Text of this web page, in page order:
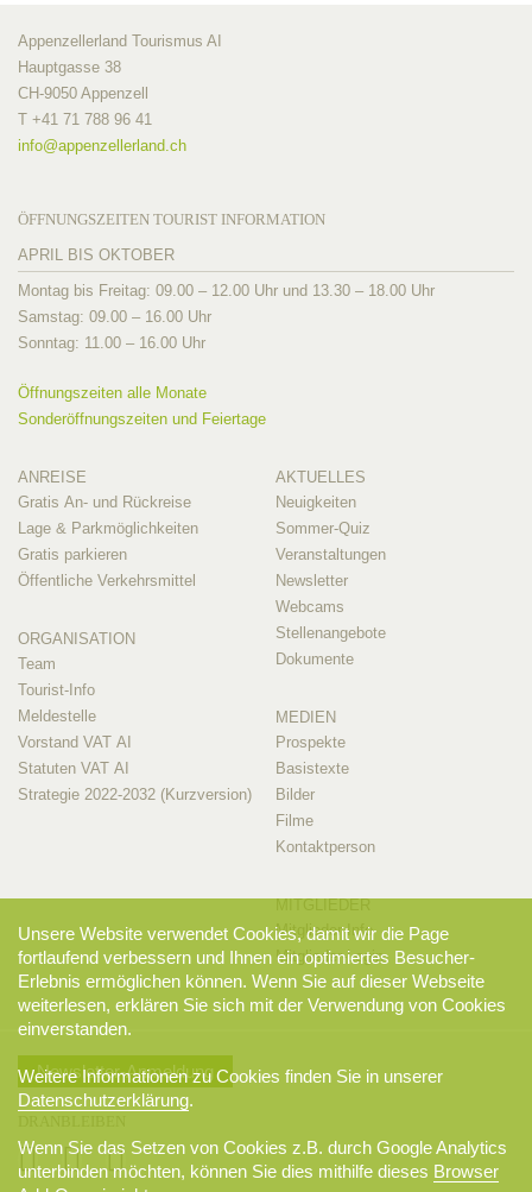
Appenzellerland Tourismus AI
Hauptgasse 38
CH-9050 Appenzell
T +41 71 788 96 41
info@appenzellerland.ch
ÖFFNUNGSZEITEN TOURIST INFORMATION
APRIL BIS OKTOBER
Montag bis Freitag: 09.00 – 12.00 Uhr und 13.30 – 18.00 Uhr
Samstag: 09.00 – 16.00 Uhr
Sonntag: 11.00 – 16.00 Uhr
Öffnungszeiten alle Monate
Sonderöffnungszeiten und Feiertage
ANREISE
Gratis An- und Rückreise
Lage & Parkmöglichkeiten
Gratis parkieren
Öffentliche Verkehrsmittel
ORGANISATION
Team
Tourist-Info
Meldestelle
Vorstand VAT AI
Statuten VAT AI
Strategie 2022-2032 (Kurzversion)
AKTUELLES
Neuigkeiten
Sommer-Quiz
Veranstaltungen
Newsletter
Webcams
Stellenangebote
Dokumente
MEDIEN
Prospekte
Basistexte
Bilder
Filme
Kontaktperson
MITGLIEDER
Mitglieder-Info
Mitglieder-Login
Newsletter-Anmeldung
Unsere Website verwendet Cookies, damit wir die Page
fortlaufend verbessern und Ihnen ein optimiertes Besucher-
Erlebnis ermöglichen können. Wenn Sie auf dieser Webseite
weiterlesen, erklären Sie sich mit der Verwendung von Cookies
einverstanden.
Weitere Informationen zu Cookies finden Sie in unserer
Datenschutzerklärung.
Wenn Sie das Setzen von Cookies z.B. durch Google Analytics
unterbinden möchten, können Sie dies mithilfe dieses Browser